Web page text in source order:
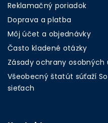
Reklamačný poriadok
Doprava a platba
Môj účet a objednávky
Často kladené otázky
Zásady ochrany osobných
Všeobecný štatút súťaží
sieťach